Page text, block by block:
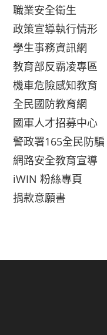
職業安全衛生
政策宣導執行情形
學生事務資訊網
教育部反霸凌專區
機車危險感知教育
全民國防教育網
國軍人才招募中心
警政署165全民防騙
網路安全教育宣導
iWIN 粉絲專頁
捐款意願書